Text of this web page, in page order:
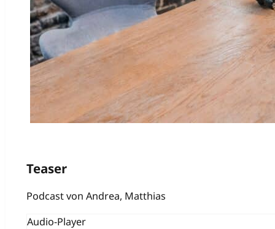
Teaser
Podcast von Andrea, Matthias
Audio-Player